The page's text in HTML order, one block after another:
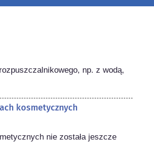
np. z wodą,
kosmetycznych
nie została jeszcze